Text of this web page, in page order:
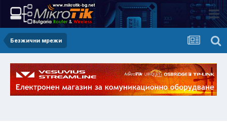
Безжични мрежи